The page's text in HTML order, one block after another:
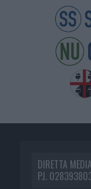
DIRETTA
P.I.